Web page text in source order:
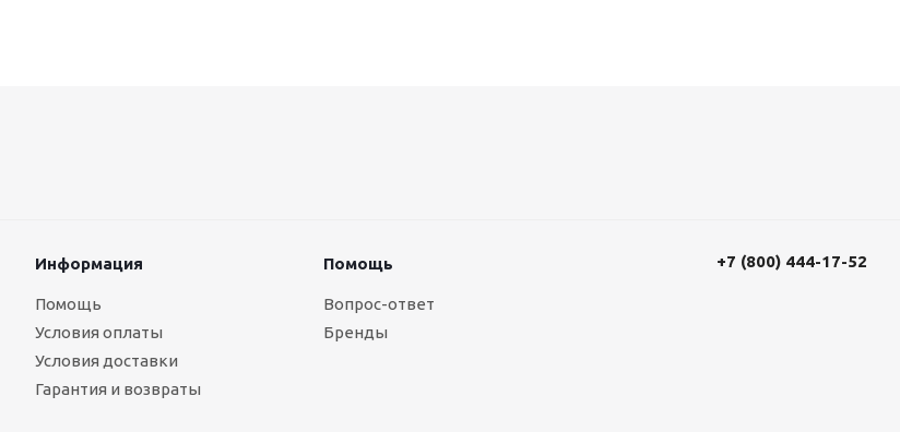
Информация
Помощь
Условия оплаты
Условия доставки
Гарантия и возвраты
Помощь
Вопрос-ответ
Бренды
+7 (800) 444-17-52